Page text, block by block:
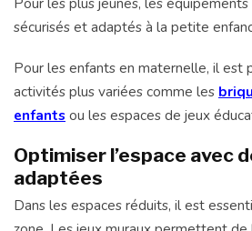
sécurisés et adaptés à la petite
Pour les enfants en maternelle, il est
activités plus variées comme les
enfants ou les espaces de jeux
Optimiser l’espace avec
adaptées
Dans les espaces réduits, il est